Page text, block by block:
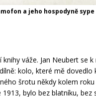
a jeho hospodyně
váže. Jan Neubert se
kolo, které mě dovedlo
šrotu někdy kolem roku
bylo bez blatníku, bez